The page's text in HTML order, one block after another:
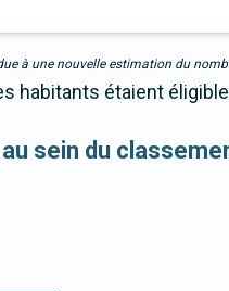
à une nouvelle estimation du
habitants étaient
sein du